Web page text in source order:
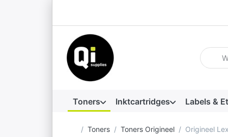
Voer
Toners Inktcartridges Labels &
Startpagina
Toners Toners Origineel Origineel